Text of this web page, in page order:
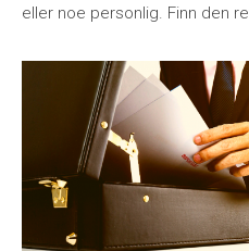
eller noe personlig. Finn den